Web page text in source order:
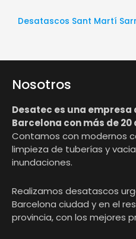
Desatascos Sant Martí
Nosotros
Desatec es una
Barcelona con más de
Contamos con modernos
limpieza de tuberías y
inundaciones.
Realizamos desatascos
Barcelona ciudad y en el
provincia, con los mejores